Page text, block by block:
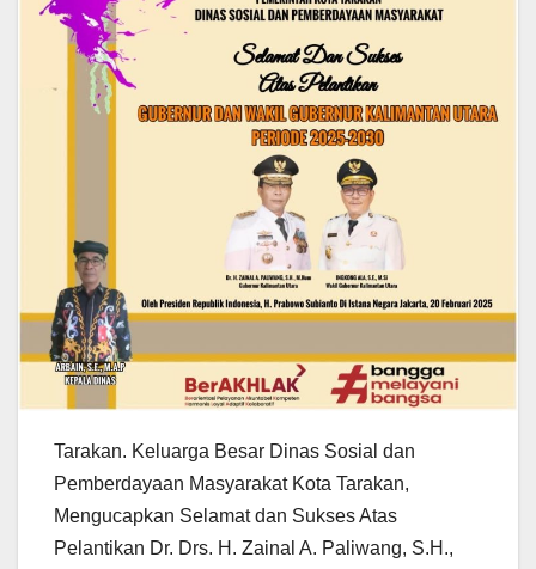
Tarakan. Keluarga Besar Dinas Sosial dan
Pemberdayaan Masyarakat Kota Tarakan,
Mengucapkan Selamat dan Sukses Atas
Pelantikan Dr. Drs. H. Zainal A. Paliwang, S.H.,